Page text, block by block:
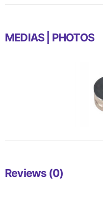
MEDIAS | PHOTOS
Reviews (0)